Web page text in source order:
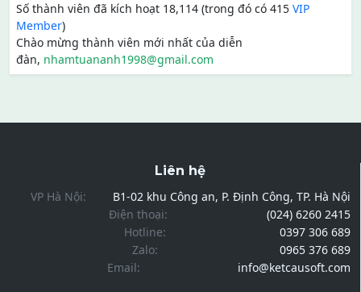
Số thành viên đã kích hoạt 18,114 (trong đó có 415 VIP
Member)
Chào mừng thành viên mới nhất của diễn
đàn, nhamtuananh1998@gmail.com
Liên hệ
VP Hà Nội:
B1-02 khu Công an, P. Định Công, TP. Hà Nội
Điện thoại:
(024) 6260 2415
Hotline:
0397 306 689
Zalo:
0965 376 689
Email:
info@ketcausoft.com